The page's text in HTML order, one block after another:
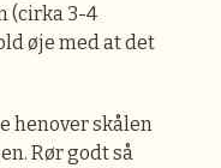
(cirka 3-4
øje med at det
henover skålen
Rør godt så